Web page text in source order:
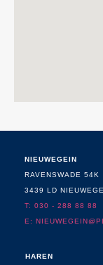
NIEUWEGEIN
RAVENSWADE 54K
3439 LD
T: 030 - 288 88 88
E:
HAREN